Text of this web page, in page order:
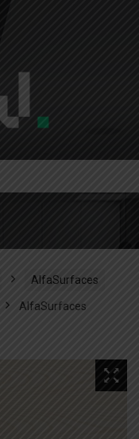
AlfaSurfaces
AlfaSurfaces